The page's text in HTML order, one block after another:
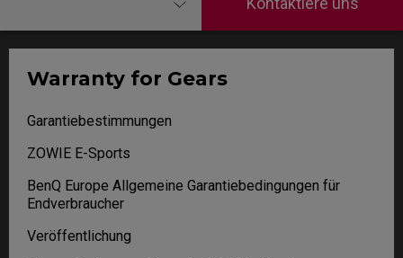
Warranty for Gears
Garantiebestimmungen
ZOWIE E-Sports
BenQ Europe Allgemeine Garantiebedingungen für
Endverbraucher
Veröffentlichung